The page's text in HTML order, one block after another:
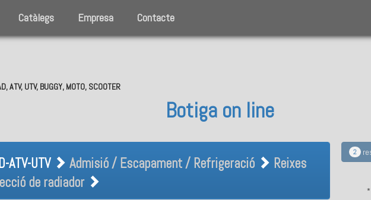
Catàlegs Empresa Contacte
UTV, BUGGY, MOTO, SCOOTER
Botiga on line
ATV-UTV Admisió / Escapament /
protecció de radiador
ATV-UTV Admisió / Escapament / Refrigeració
Reixes
de radiador
2
*